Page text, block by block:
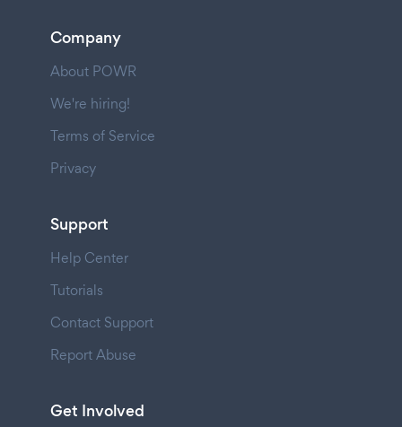
Company
About POWR
We're hiring!
Terms of Service
Privacy
Support
Help Center
Tutorials
Contact Support
Report Abuse
Get Involved